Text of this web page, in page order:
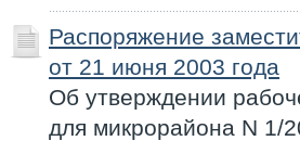
Распоряжение
от 21 июня 2003 года
Об утверждении
для микрорайона N 1/